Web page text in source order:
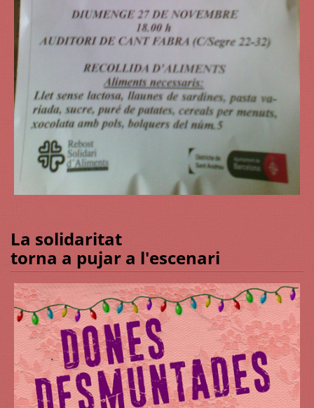
La solidaritat
torna a pujar a l'escenari